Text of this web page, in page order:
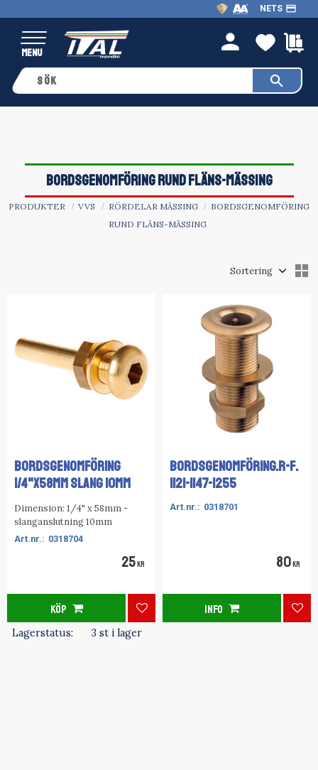
Meny
NETS payment
person
BORDSGENOMFÖRING RUND FLÄNS-MÄSSING
PRODUKTER VVS RÖRDELAR MÄSSING
BORDSGENOMFÖRING
RUND FLÄNS-MÄSSING
BORDSGENOMFÖRING
1/4"x58MM SLANG 10MM
Dimension: 1/4" x 58mm -
slanganslutning 10mm
0318704
25 KR
Lägg till i favoriter
Lagerstatus 3 st i lager
KÖP
BORDSGENOMFÖRING.R-F.
1121-1147-1255
0318701
80 KR
INFO